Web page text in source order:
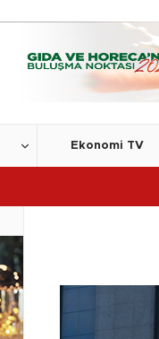
Ekonomi TV